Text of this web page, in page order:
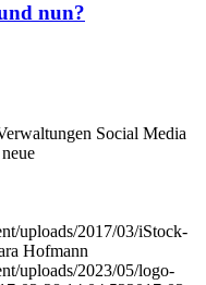
nun?
Social Media
uploads/2017/03/iStock-
Hofmann
uploads/2023/05/logo-